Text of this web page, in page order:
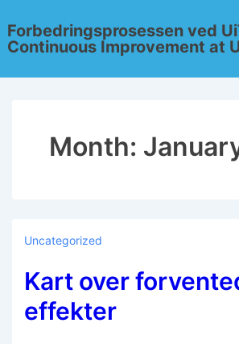
Forbedringsprosessen ved
Continuous Improvement at
Month:
Uncategorized
Kart over
effekter